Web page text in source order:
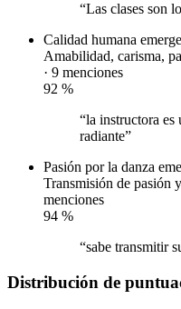
“Las clases son
Calidad humana
Amabilidad, carisma,
· 9 menciones
92 %
“la instructora es
radiante”
Pasión por la danza
Transmisión de pasión
menciones
94 %
“sabe transmitir
Distribución de